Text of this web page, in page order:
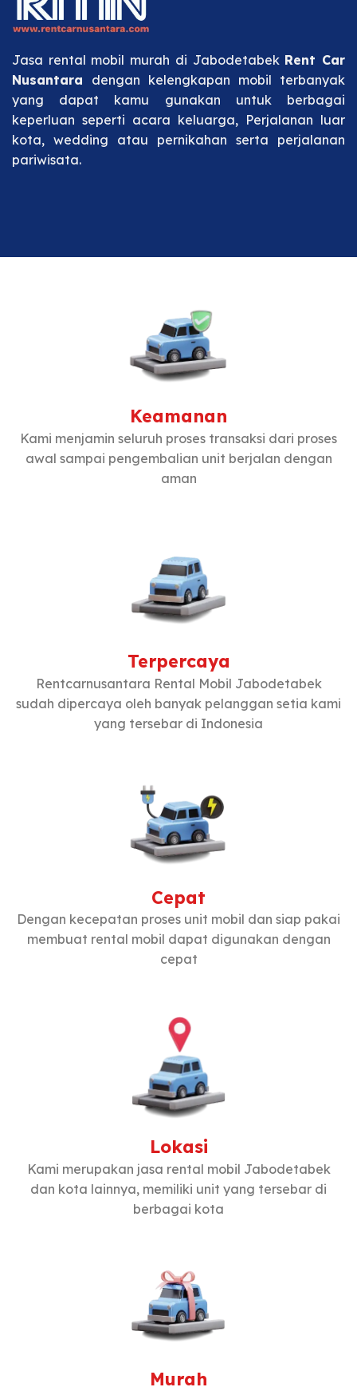
Jasa rental mobil murah di Jabodetabek Rent Car
Nusantara dengan kelengkapan mobil terbanyak
yang dapat kamu gunakan untuk berbagai
keperluan seperti acara keluarga, Perjalanan luar
kota, wedding atau pernikahan serta perjalanan
pariwisata.
Keamanan
Kami menjamin seluruh proses transaksi dari proses
awal sampai pengembalian unit berjalan dengan
aman
Terpercaya
Rentcarnusantara Rental Mobil Jabodetabek
sudah dipercaya oleh banyak pelanggan setia kami
yang tersebar di Indonesia
Cepat
Dengan kecepatan proses unit mobil dan siap pakai
membuat rental mobil dapat digunakan dengan
cepat
Lokasi
Kami merupakan jasa rental mobil Jabodetabek
dan kota lainnya, memiliki unit yang tersebar di
berbagai kota
Murah